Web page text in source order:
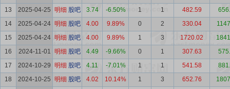
13
2025-04-25 明细 股吧 3.74 -6.50% 1 1 482.59
14
2025-04-24 明细 股吧 4.00 9.89% 0 2 330.04
15
2025-04-24 明细 股吧 4.00 9.89% 1 3 1720.02
16
2024-11-01 明细 股吧 4.49 -9.66% 0 1 307.63
17
2024-10-29 明细 股吧 4.11 -7.01% 1 1 541.58
18
2024-10-25 明细 股吧 4.02 10.14% 1 3 652.76